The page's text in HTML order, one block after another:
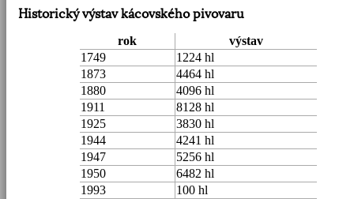
Historický výstav kácovského pivovaru
rok
výstav
1749
1224 hl
1873
4464 hl
1880
4096 hl
1911
8128 hl
1925
3830 hl
1944
4241 hl
1947
5256 hl
1950
6482 hl
1993
100 hl